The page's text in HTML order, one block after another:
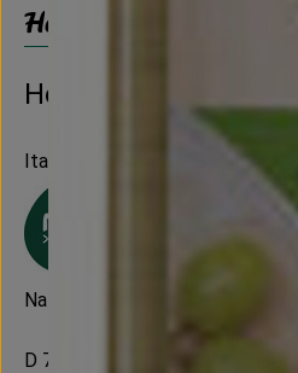
Herkunft
Hersteller: NATURATA
Italien
Naturata AG
D 71672 Marbach